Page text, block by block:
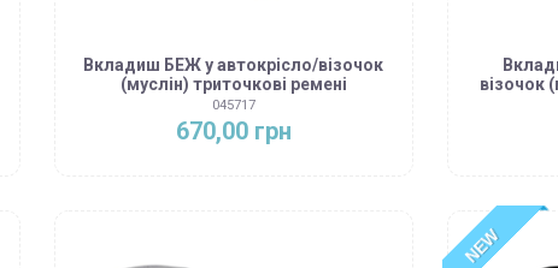
Вкладиш БЕЖ у автокрісло/візочок
(муслін) триточкові ремені
045717
670,00 грн
візочок
NEW